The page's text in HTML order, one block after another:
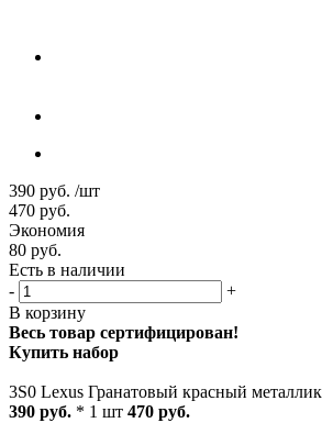
390 руб. /шт
470 руб.
Экономия
80 руб.
Есть в наличии
-
+
В корзину
Весь товар сертифицирован!
Купить набор
3S0 Lexus Гранатовый красный
390 руб. * 1 шт 470 руб.